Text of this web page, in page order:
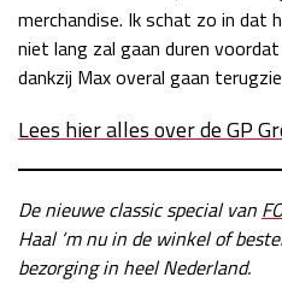
merchandise. Ik schat zo in dat
niet lang zal gaan duren
dankzij Max overal gaan
Lees hier alles over de GP
De nieuwe classic special van
Haal ‘m nu in de winkel of
bezorging in heel Nederland.